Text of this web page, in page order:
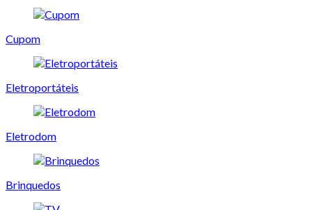
Cupom
Eletroportáteis
Eletrodom
Brinquedos